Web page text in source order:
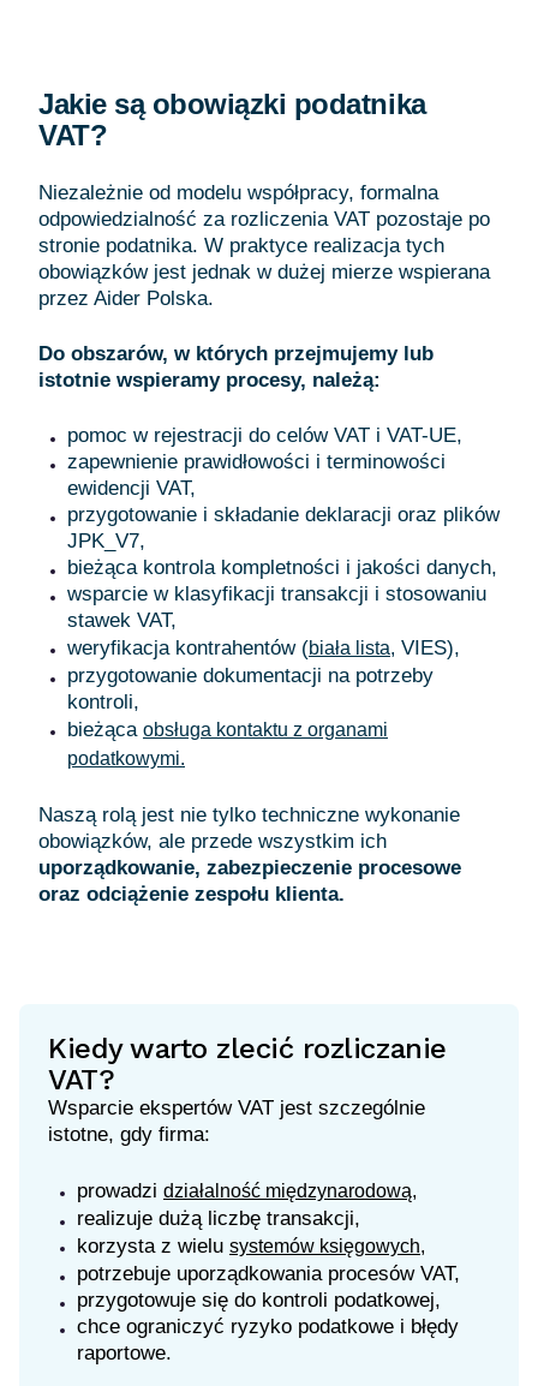
Jakie są obowiązki podatnika
VAT?
Niezależnie od modelu współpracy, formalna
odpowiedzialność za rozliczenia VAT pozostaje po
stronie podatnika. W praktyce realizacja tych
obowiązków jest jednak w dużej mierze wspierana
przez Aider Polska.
Do obszarów, w których przejmujemy lub
istotnie wspieramy procesy, należą:
pomoc w rejestracji do celów VAT i VAT-UE,
zapewnienie prawidłowości i terminowości
ewidencji VAT,
przygotowanie i składanie deklaracji oraz plików
JPK_V7,
bieżąca kontrola kompletności i jakości danych,
wsparcie w klasyfikacji transakcji i stosowaniu
stawek VAT,
weryfikacja kontrahentów (biała lista, VIES),
przygotowanie dokumentacji na potrzeby
kontroli,
bieżąca obsługa kontaktu z organami
podatkowymi.
Naszą rolą jest nie tylko techniczne wykonanie
obowiązków, ale przede wszystkim ich
uporządkowanie, zabezpieczenie procesowe
oraz odciążenie zespołu klienta.
Kiedy warto zlecić rozliczanie
VAT?
Wsparcie ekspertów VAT jest szczególnie
istotne, gdy firma:
prowadzi działalność międzynarodową,
realizuje dużą liczbę transakcji,
korzysta z wielu systemów księgowych,
potrzebuje uporządkowania procesów VAT,
przygotowuje się do kontroli podatkowej,
chce ograniczyć ryzyko podatkowe i błędy
raportowe.